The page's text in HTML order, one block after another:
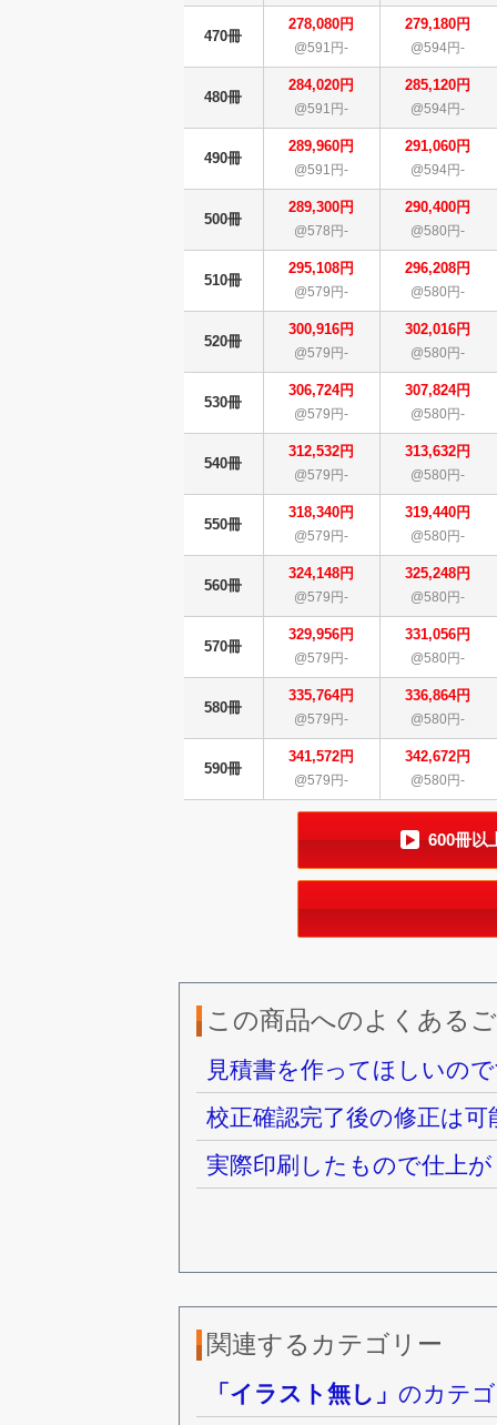
470冊
278,080円
@591円-
279,180円
@594円-
480冊
284,020円
@591円-
285,120円
@594円-
490冊
289,960円
@591円-
291,060円
@594円-
500冊
289,300円
@578円-
290,400円
@580円-
510冊
295,108円
@579円-
296,208円
@580円-
520冊
300,916円
@579円-
302,016円
@580円-
530冊
306,724円
@579円-
307,824円
@580円-
540冊
312,532円
@579円-
313,632円
@580円-
550冊
318,340円
@579円-
319,440円
@580円-
560冊
324,148円
@579円-
325,248円
@580円-
570冊
329,956円
@579円-
331,056円
@580円-
580冊
335,764円
@579円-
336,864円
@580円-
590冊
341,572円
@579円-
342,672円
@580円-
600冊以
この商品へのよくある
見積書を作ってほしいの
校正確認完了後の修正は
実際印刷したもので仕上
関連するカテゴリー
「イラスト無し」のカテ